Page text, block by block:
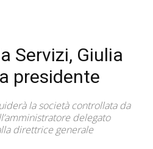
Servizi, Giulia
presidente
la società controllata da
delegato
direttrice generale